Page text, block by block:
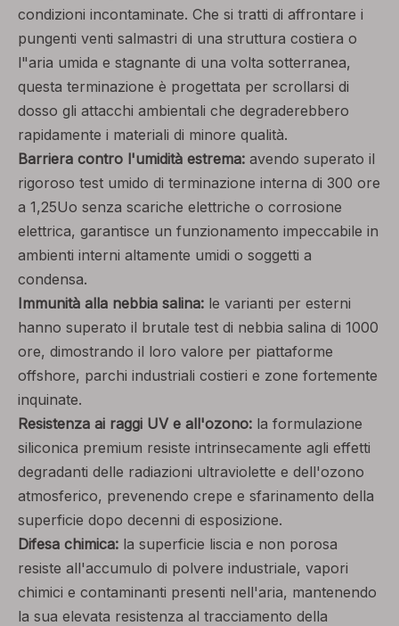
condizioni incontaminate. Che si tratti di affrontare i
pungenti venti salmastri di una struttura costiera o
l"aria umida e stagnante di una volta sotterranea,
questa terminazione è progettata per scrollarsi di
dosso gli attacchi ambientali che degraderebbero
rapidamente i materiali di minore qualità.
Barriera contro l'umidità estrema: avendo superato il
rigoroso test umido di terminazione interna di 300 ore
a 1,25Uo senza scariche elettriche o corrosione
elettrica, garantisce un funzionamento impeccabile in
ambienti interni altamente umidi o soggetti a
condensa.
Immunità alla nebbia salina: le varianti per esterni
hanno superato il brutale test di nebbia salina di 1000
ore, dimostrando il loro valore per piattaforme
offshore, parchi industriali costieri e zone fortemente
inquinate.
Resistenza ai raggi UV e all'ozono: la formulazione
siliconica premium resiste intrinsecamente agli effetti
degradanti delle radiazioni ultraviolette e dell'ozono
atmosferico, prevenendo crepe e sfarinamento della
superficie dopo decenni di esposizione.
Difesa chimica: la superficie liscia e non porosa
resiste all'accumulo di polvere industriale, vapori
chimici e contaminanti presenti nell'aria, mantenendo
la sua elevata resistenza al tracciamento della